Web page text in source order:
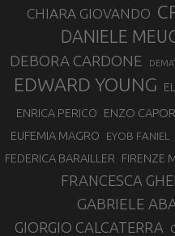
CHIARA GIOVANDO
DANIELE
DEBORA CARDONE
EDWARD YOUNG
ENRICA PERICO ENZO
EUFEMIA MAGRO EYOB FANIEL
FEDERICA BARAILLER FIRENZE
FRANCESCA
GABRIELE
GIORGIO CALCATERRA